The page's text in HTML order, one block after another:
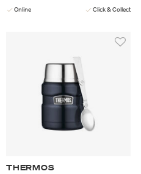
Online Click & Collect
THERMOS